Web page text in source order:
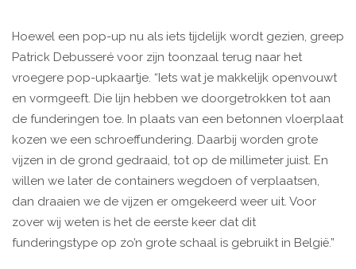
Hoewel een pop-up nu als iets tijdelijk wordt gezien, greep
Patrick Debusseré voor zijn toonzaal terug naar het
vroegere pop-upkaartje. “Iets wat je makkelijk openvouwt
en vormgeeft. Die lijn hebben we doorgetrokken tot aan
de funderingen toe. In plaats van een betonnen vloerplaat
kozen we een schroeffundering. Daarbij worden grote
vijzen in de grond gedraaid, tot op de millimeter juist. En
willen we later de containers wegdoen of verplaatsen,
dan draaien we de vijzen er omgekeerd weer uit. Voor
zover wij weten is het de eerste keer dat dit
funderingstype op zo’n grote schaal is gebruikt in België.”